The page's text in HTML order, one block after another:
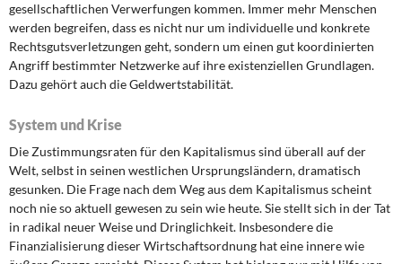
gesellschaftlichen Verwerfungen kommen. Immer mehr Menschen
werden begreifen, dass es nicht nur um individuelle und konkrete
Rechtsgutsverletzungen geht, sondern um einen gut koordinierten
Angriff bestimmter Netzwerke auf ihre existenziellen Grundlagen.
Dazu gehört auch die Geldwertstabilität.
System und Krise
Die Zustimmungsraten für den Kapitalismus sind überall auf der
Welt, selbst in seinen westlichen Ursprungsländern, dramatisch
gesunken. Die Frage nach dem Weg aus dem Kapitalismus scheint
noch nie so aktuell gewesen zu sein wie heute. Sie stellt sich in der Tat
in radikal neuer Weise und Dringlichkeit. Insbesondere die
Finanzialisierung dieser Wirtschaftsordnung hat eine innere wie